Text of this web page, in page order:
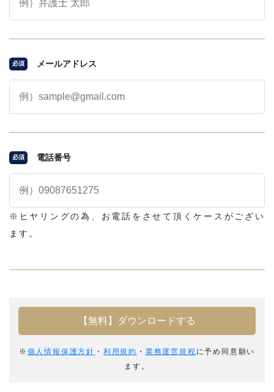
必須 メールアドレス
必須 電話番号
※ヒヤリングの為、お電話をさせて頂くケースがござい
ます。
※ 個人情報保護方針 ・ 利用規約 ・ 業務運営規程 に予め同意願い
ます。